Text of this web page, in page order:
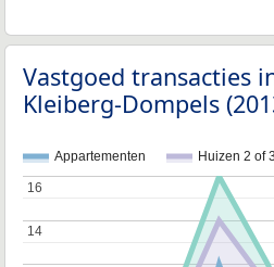
Vastgoed transacties
Kleiberg-Dompels
Appartementen Huizen 2 of
14
14
16
16